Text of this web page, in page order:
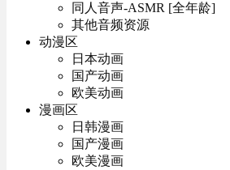
同人音声-ASMR [全年龄]
其他音频资源
动漫区
日本动画
国产动画
欧美动画
漫画区
日韩漫画
国产漫画
欧美漫画